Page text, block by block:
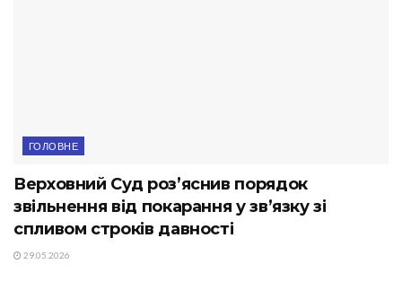
ГОЛОВНЕ
Верховний Суд роз’яснив порядок
звільнення від покарання у зв’язку зі
спливом строків давності
29.05.2026